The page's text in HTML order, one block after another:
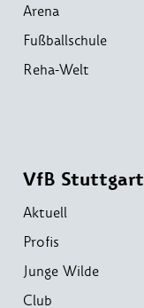
Arena
Fußballschule
Reha-Welt
VfB Stuttgart
Aktuell
Profis
Junge Wilde
Club